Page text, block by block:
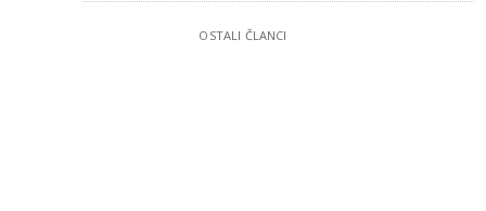
OSTALI ČLANCI